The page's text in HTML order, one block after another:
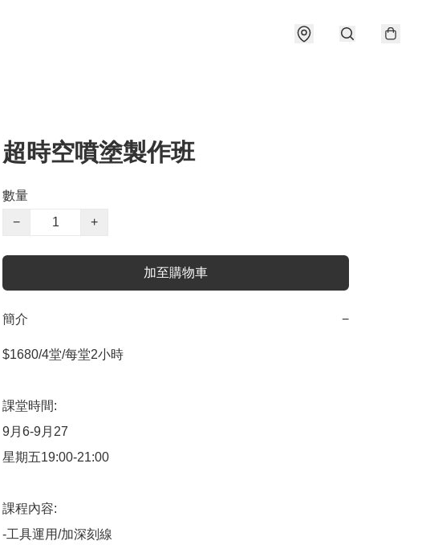
超時空噴塗製作班
數量
−
+
加至購物車
簡介 −
$1680/4堂/每堂2小時
課堂時間:
9月6-9月27
星期五19:00-21:00
課程內容:
-工具運用/加深刻線